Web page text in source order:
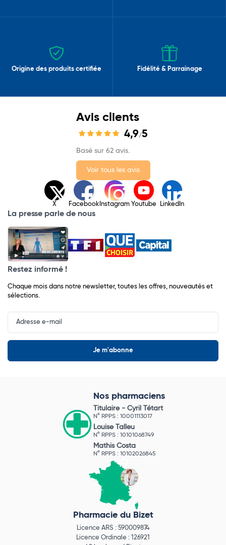
Origine des produits certifiée Fidélité & Parrainage
Avis clients
4,9/5
Basé sur 62 avis.
Voir tous les avis
X Facebook Instagram Youtube LinkedIn
La presse parle de nous
Restez informé !
Chaque mois dans notre newsletter, toutes les offres, nouveautés et
sélections.
Input
Newsletter
Nos pharmaciens
Titulaire - Cyril Tétart
N° RPPS : 10001113017
Louise Talleu
N° RPPS : 10101068749
Mathis Costa
N° RPPS : 10102026845
Pharmacie du Bizet
Licence ARS : 590009874
Licence Ordinale : 126921